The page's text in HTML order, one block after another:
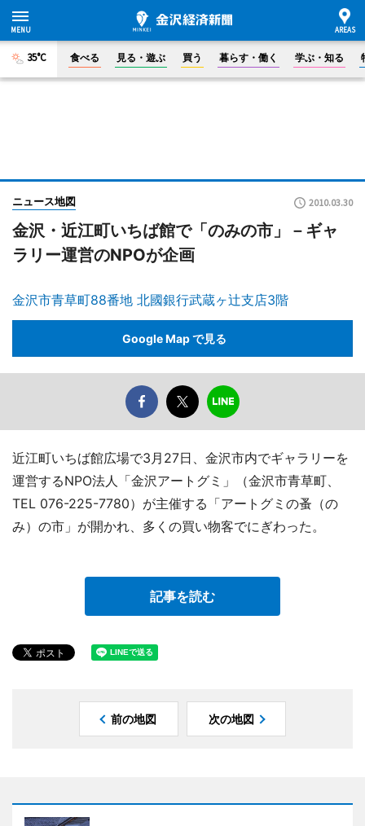
35°C 食べる 見る・遊ぶ 買う 暮らす・働く 学ぶ・知る
ニュース地図 2010.03.30
金沢・近江町いちば館で「のみの市」－ギャ
ラリー運営のNPOが企画
金沢市青草町88番地 北國銀行武蔵ヶ辻支店3階
Google Map で見る
近江町いちば館広場で3月27日、金沢市内でギャラリーを
運営するNPO法人「金沢アートグミ」（金沢市青草町、
TEL 076-225-7780）が主催する「アートグミの蚤（の
み）の市」が開かれ、多くの買い物客でにぎわった。
記事を読む
前の地図 次の地図